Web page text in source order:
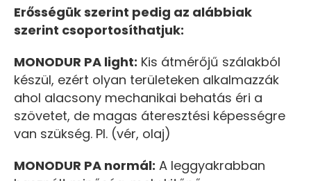
Erősségük szerint pedig az alábbiak
szerint csoportosíthatjuk:
MONODUR PA light: Kis átmérőjű szálakból
készül, ezért olyan területeken alkalmazzák
ahol alacsony mechanikai behatás éri a
szövetet, de magas áteresztési képességre
van szükség. Pl. (vér, olaj)
MONODUR PA normál: A leggyakrabban